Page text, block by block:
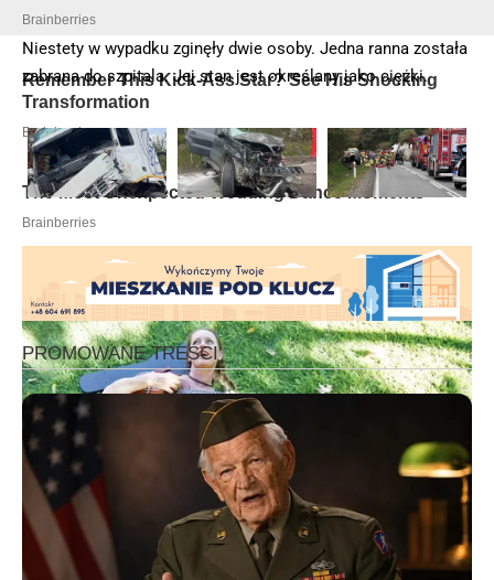
Niestety w wypadku zginęły dwie osoby. Jedna ranna została
zabrana do szpitala. Jej stan jest określany jako ciężki.